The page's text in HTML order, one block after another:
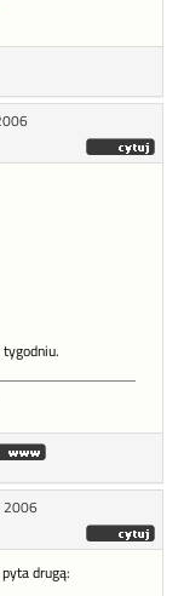
2006
drugą: